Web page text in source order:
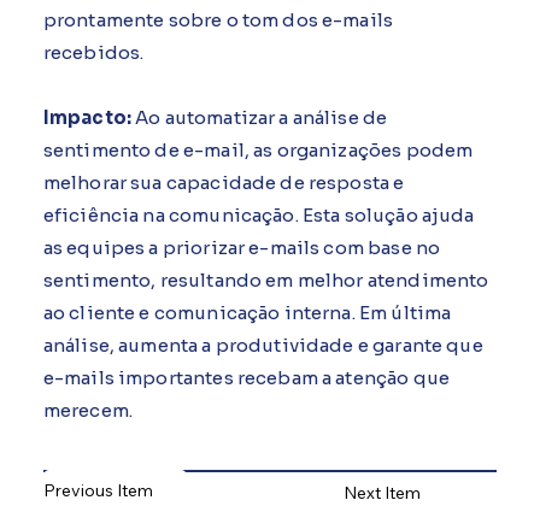
prontamente sobre o tom dos e-mails
recebidos.
Impacto:Ao automatizar a análise de
sentimento de e-mail, as organizações podem
melhorar sua capacidade de resposta e
eficiência na comunicação. Esta solução ajuda
as equipes a priorizar e-mails com base no
sentimento, resultando em melhor atendimento
ao cliente e comunicação interna. Em última
análise, aumenta a produtividade e garante que
e-mails importantes recebam a atenção que
merecem.
Previous Item Next Item